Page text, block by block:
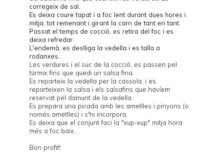
corregeix de sal.
Es deixa coure tapat i a foc lent durant dues hores i
mitja, tot remenant i girant la carn de tant en tant.
Passat el temps de cocció, es retira del foc i es
deixa refredar.
L'endemà, es deslliga la vedella i es talla a
rodanxes.
Les verdures i el suc de la cocció, es passen pel
túrmix fins que quedi un salsa fina.
Es reparteix la vedella per la cassola, i es
reparteixen la salsa i els salsafins que havíem
reservat pel damunt de la vedella.
Es prepara una picada amb les ametlles i pinyons (o
només ametlles) i s'hi incorpora.
Es deixa que el conjunt faci la "xup-xup" mitja hora
més a foc baix.
Bon profit!